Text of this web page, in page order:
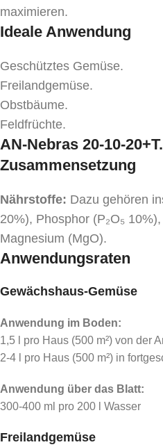
maximieren.
Ideale Anwendung
Geschütztes Gemüse.
Freilandgemüse.
Obstbäume.
Feldfrüchte.
AN-Nebras 20-10-
Zusammensetzung
Nährstoffe: Dazu gehören
20%), Phosphor (P₂O₅
Magnesium (MgO).
Anwendungsraten
Gewächshaus-Gemüse
Anwendung im Boden:
1,5 l pro Haus (500 m²) von der
2-4 l pro Haus (500 m²) in
Anwendung über das Blatt:
300-400 ml pro 200 l Wasser
Freilandgemüse